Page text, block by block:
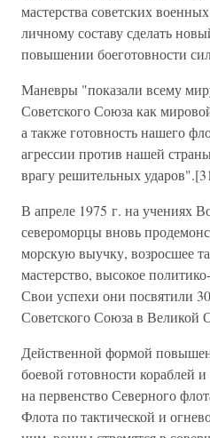
мастерства советских
личному составу сделать
повышении боеготовности
Маневры "показали всему
Советского Союза как
а также готовность нашего
агрессии против нашей
врагу решительных
В апреле 1975 г. на учениях
североморцы вновь
морскую выучку, возросшее
мастерство, высокое
Свои успехи они посвятили
Советского Союза в Великой
Действенной формой
боевой готовности кораблей
на первенство Северного
Флота по тактической и